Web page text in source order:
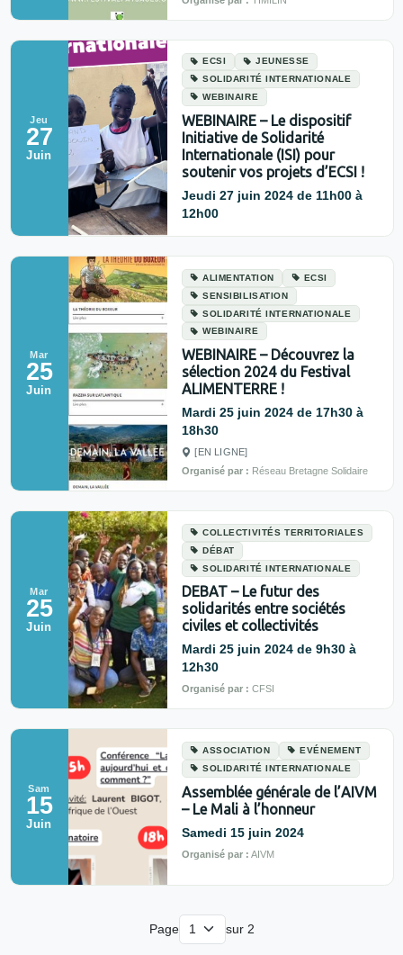
Jeu
27
Juin
ECSI
JEUNESSE
SOLIDARITÉ INTERNATIONALE
WEBINAIRE
WEBINAIRE – Le dispositif
Initiative de Solidarité
Internationale (ISI) pour
soutenir vos projets d’ECSI !
Jeudi 27 juin 2024 de 11h00 à
12h00
Mar
25
Juin
ALIMENTATION
ECSI
SENSIBILISATION
SOLIDARITÉ INTERNATIONALE
WEBINAIRE
WEBINAIRE – Découvrez la
sélection 2024 du Festival
ALIMENTERRE !
Mardi 25 juin 2024 de 17h30 à
18h30
[EN LIGNE]
Organisé par : Réseau Bretagne Solidaire
Mar
25
Juin
COLLECTIVITÉS TERRITORIALES
DÉBAT
SOLIDARITÉ INTERNATIONALE
DEBAT – Le futur des
solidarités entre sociétés
civiles et collectivités
Mardi 25 juin 2024 de 9h30 à
12h30
Organisé par : CFSI
Sam
15
Juin
ASSOCIATION
EVÉNEMENT
SOLIDARITÉ INTERNATIONALE
Assemblée générale de l’AIVM
– Le Mali à l’honneur
Samedi 15 juin 2024
Organisé par : AIVM
Page sur 2